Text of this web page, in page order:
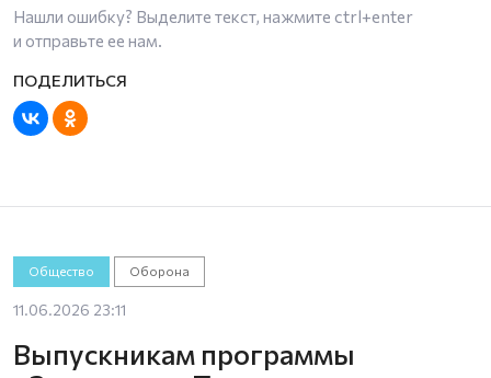
Нашли ошибку? Выделите текст, нажмите ctrl+enter
и отправьте ее нам.
Общество Оборона
11.06.2026 23:11
Выпускникам программы